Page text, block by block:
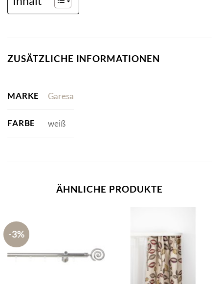
ZUSÄTZLICHE INFORMATIONEN
MARKE Garesa
FARBE weiß
ÄHNLICHE PRODUKTE
-3%